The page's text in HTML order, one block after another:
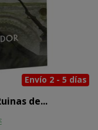
Envío 2 - 5 días
de...